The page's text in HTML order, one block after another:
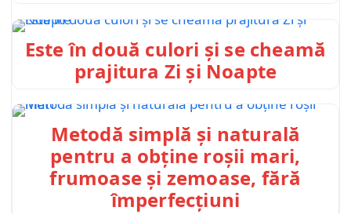
Este în două culori și se cheamă
prajitura Zi și Noapte
Metodă simplă și naturală
pentru a obține roșii mari,
frumoase și zemoase, fără
împerfecțiuni